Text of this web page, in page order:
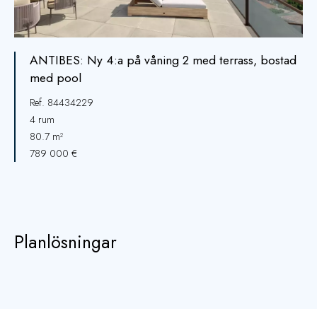
ANTIBES: Ny 4:a på våning 2 med terrass, bostad
med pool
Ref. 84434229
4 rum
80.7 m²
789 000 €
Planlösningar